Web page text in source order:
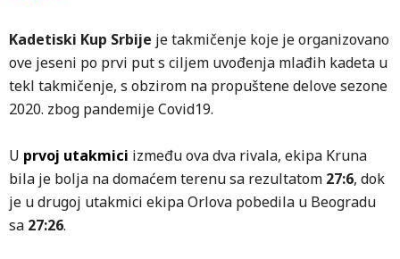
Kadetiski Kup Srbije je takmičenje koje je organizovano
ove jeseni po prvi put s ciljem uvođenja mlađih kadeta u
tekl takmičenje, s obzirom na propuštene delove sezone
2020. zbog pandemije Covid19.
U prvoj utakmici između ova dva rivala, ekipa Kruna
bila je bolja na domaćem terenu sa rezultatom 27:6, dok
je u drugoj utakmici ekipa Orlova pobedila u Beogradu
sa 27:26.